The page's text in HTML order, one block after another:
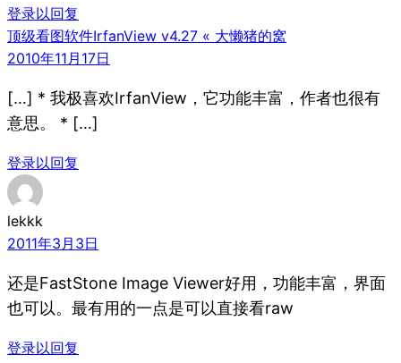
登录以回复
顶级看图软件IrfanView v4.27 « 大懒猪的窝
2010年11月17日
[…] * 我极喜欢IrfanView，它功能丰富，作者也很有
意思。 * […]
登录以回复
lekkk
2011年3月3日
还是FastStone Image Viewer好用，功能丰富，界面
也可以。最有用的一点是可以直接看raw
登录以回复